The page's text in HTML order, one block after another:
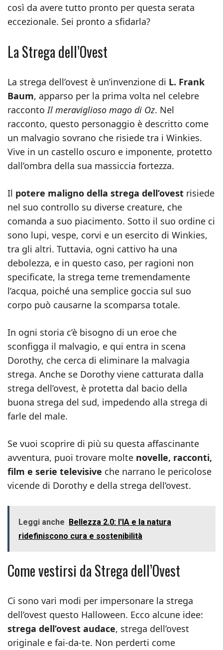
così da avere tutto pronto per questa serata
eccezionale. Sei pronto a sfidarla?
La Strega dell’Ovest
La strega dell’ovest è un’invenzione di L. Frank
Baum, apparso per la prima volta nel celebre
raccontoIl meraviglioso mago di Oz. Nel
racconto, questo personaggio è descritto come
un malvagio sovrano che risiede tra i Winkies.
Vive in un castello oscuro e imponente, protetto
dall’ombra della sua massiccia fortezza.
Il potere maligno della strega dell’ovest risiede
nel suo controllo su diverse creature, che
comanda a suo piacimento. Sotto il suo ordine ci
sono lupi, vespe, corvi e un esercito di Winkies,
tra gli altri. Tuttavia, ogni cattivo ha una
debolezza, e in questo caso, per ragioni non
specificate, la strega teme tremendamente
l’acqua, poiché una semplice goccia sul suo
corpo può causarne la scomparsa totale.
In ogni storia c’è bisogno di un eroe che
sconfigga il malvagio, e qui entra in scena
Dorothy, che cerca di eliminare la malvagia
strega. Anche se Dorothy viene catturata dalla
strega dell’ovest, è protetta dal bacio della
buona strega del sud, impedendo alla strega di
farle del male.
Se vuoi scoprire di più su questa affascinante
avventura, puoi trovare molte novelle, racconti,
film e serie televisive che narrano le pericolose
vicende di Dorothy e della strega dell’ovest.
Leggi anche Bellezza 2.0: l'IA e la natura
ridefiniscono cura e sostenibilità
Come vestirsi da Strega dell’Ovest
Ci sono vari modi per impersonare la strega
dell’ovest questo Halloween. Ecco alcune idee:
strega dell’ovest audace, strega dell’ovest
originale e fai-da-te. Non perderti come